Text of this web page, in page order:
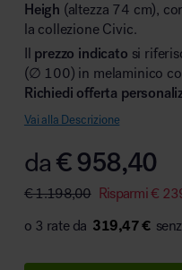
Area hospitality
Heigh (altezza 74 cm),
la collezione Civic.
prezzo indicato si
(∅ 100) in melaminico
Richiedi offerta
Vai alla Descrizione
da€958,40
€1.198,00 Risparmi€
319,47 €